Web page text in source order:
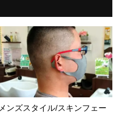
メンズスタイル/スキンフェー